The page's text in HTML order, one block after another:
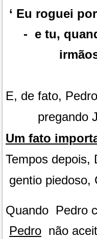
‘ Eu roguei
- e tu,
irmãos’
E, de fato,
pregando
Um fato
Tempos depois,
gentio piedoso,
Quando Pedro
Pedro não